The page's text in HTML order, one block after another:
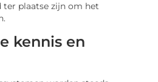
plaatse zijn om het
kennis en